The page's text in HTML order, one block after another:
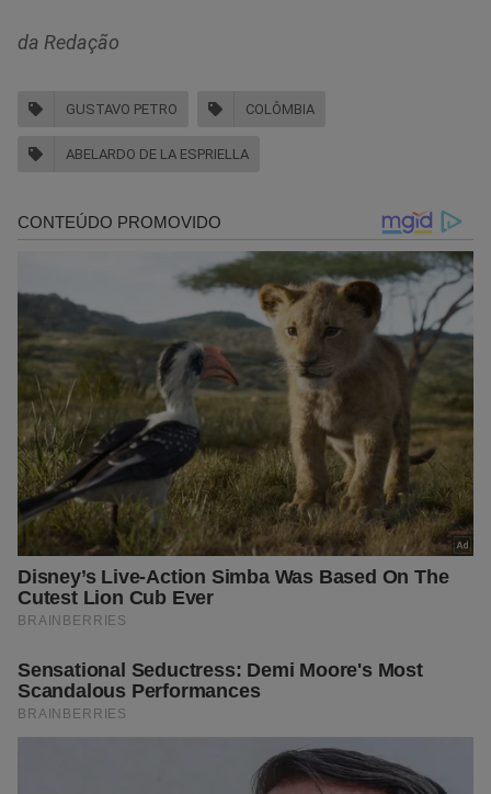
da Redação
GUSTAVO PETRO COLÔMBIA
ABELARDO DE LA ESPRIELLA